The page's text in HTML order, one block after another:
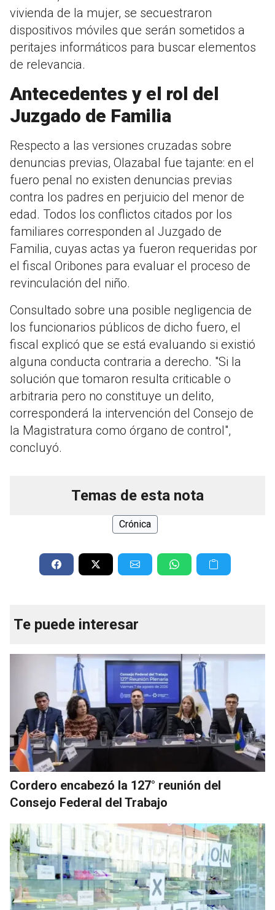
vivienda de la mujer, se secuestraron
dispositivos móviles que serán sometidos a
peritajes informáticos para buscar elementos
de relevancia.
Antecedentes y el rol del
Juzgado de Familia
Respecto a las versiones cruzadas sobre
denuncias previas, Olazabal fue tajante: en el
fuero penal no existen denuncias previas
contra los padres en perjuicio del menor de
edad. Todos los conflictos citados por los
familiares corresponden al Juzgado de
Familia, cuyas actas ya fueron requeridas por
el fiscal Oribones para evaluar el proceso de
revinculación del niño.
Consultado sobre una posible negligencia de
los funcionarios públicos de dicho fuero, el
fiscal explicó que se está evaluando si existió
alguna conducta contraria a derecho. "Si la
solución que tomaron resulta criticable o
arbitraria pero no constituye un delito,
corresponderá la intervención del Consejo de
la Magistratura como órgano de control",
concluyó.
Temas de esta nota
Crónica
Te puede interesar
Cordero encabezó la 127° reunión del
Consejo Federal del Trabajo